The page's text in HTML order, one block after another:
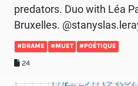
predators. Duo with Léa
Bruxelles.
#DRAME #MUET #POÉTIQUE
24